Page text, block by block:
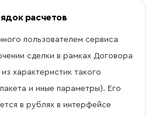
расчетов
пользователем сервиса
сделки в рамках Договора
характеристик такого
и иные параметры). Его
в рублях в интерфейсе